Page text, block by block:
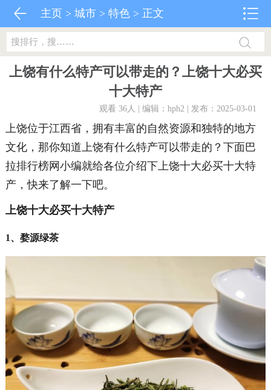
主页 >城市 >特色 > 正文
上饶有什么特产可以带走的？上饶十大必买
十大特产
观看 36人 | 编辑：hph2 | 发布：2025-03-01
上饶位于江西省，拥有丰富的自然资源和独特的地方
文化，那你知道上饶有什么特产可以带走的？下面巴
拉排行榜网小编就给各位介绍下上饶十大必买十大特
产，快来了解一下吧。
上饶十大必买十大特产
1、婺源绿茶